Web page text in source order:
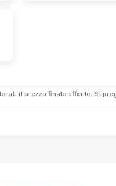
il ​​prezzo finale offerto. Si